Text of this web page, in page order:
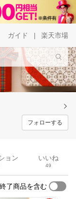
ガイド 楽天市場
フォローする
ョン いいね
49
了商品を含む